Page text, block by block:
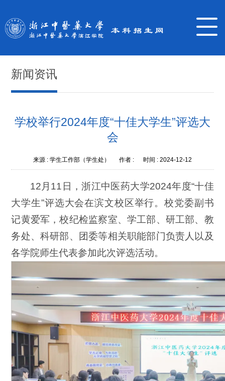
新闻资讯
学校举行2024年度“十佳大学生”评选大
会
来源 : 学生工作部（学生处） 作者 : 时间 : 2024-12-12
12月11日，浙江中医药大学2024年度“十佳
大学生”评选大会在滨文校区举行。校党委副书
记黄爱军，校纪检监察室、学工部、研工部、教
务处、科研部、团委等相关职能部门负责人以及
各学院师生代表参加此次评选活动。